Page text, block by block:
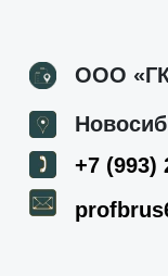
ООО
+7 (993)